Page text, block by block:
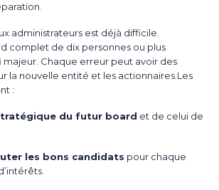
administrateurs est déjà difficile.
complet de dix personnes ou plus
Chaque erreur peut avoir des
la nouvelle entité et les actionnaires.Les
:
du futur board et de celui de
les bons candidats pour chaque